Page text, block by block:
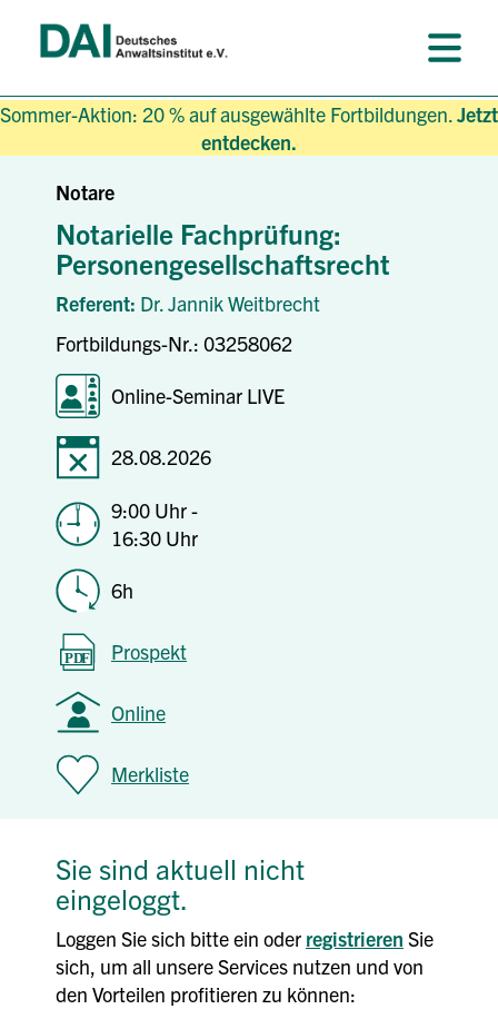
Sommer-Aktion: 20 % auf ausgewählte Fortbildungen.Jetzt
entdecken.
Notare
Notarielle Fachprüfung:
Personengesellschaftsrecht
Referent: Dr. Jannik Weitbrecht
Fortbildungs-Nr.: 03258062
Online-Seminar LIVE
28.08.2026
9:00 Uhr -
16:30 Uhr
6h
Prospekt
Online
Merkliste
Sie sind aktuell nicht
eingeloggt.
Loggen Sie sich bitte ein oder registrieren Sie
sich, um all unsere Services nutzen und von
den Vorteilen profitieren zu können: